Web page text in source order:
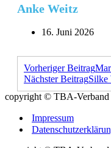
Anke Weitz
16. Juni 2026
Vorheriger Beitrag
Nächster BeitragSilke
copyright © TBA-Verband
Impressum